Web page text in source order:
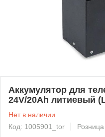
Аккумулятор для
24V/20Ah литиевый
Нет в наличии
Код: 1005901_tor
Розница